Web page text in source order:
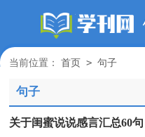
当前位置： 首页 > 句子
句子
关于闺蜜说说感言汇总60句